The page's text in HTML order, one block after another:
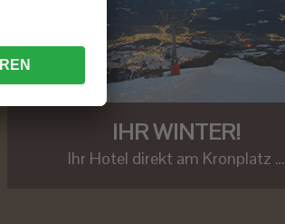
IHR WINTER!
Ihr Hotel direkt am Kronplatz …